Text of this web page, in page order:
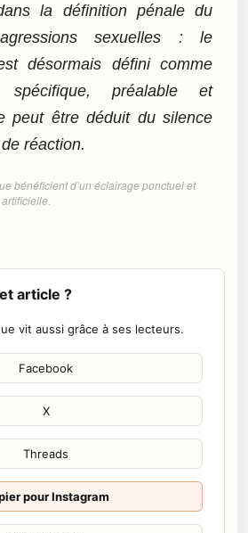
la définition pénale du
sexuelles : le
désormais défini comme
préalable et
peut être déduit du silence
réaction.
bénéficient d’un éclairage ponctuel et
article ?
vit aussi grâce à ses lecteurs.
Facebook
X
Threads
pour Instagram